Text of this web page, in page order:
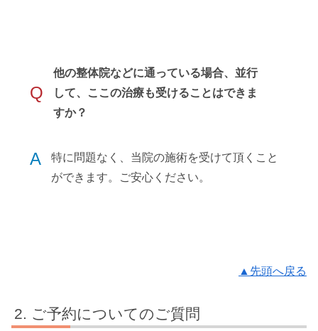
Q
他の整体院などに通っている場合、並行
して、ここの治療も受けることはできま
すか？
A
特に問題なく、当院の施術を受けて頂くこと
ができます。ご安心ください。
▲先頭へ戻る
ご予約についてのご質問